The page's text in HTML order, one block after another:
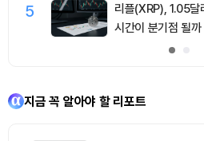
5
리플(XRP), 1.05
시간이 분기점 될까
지금 꼭 알아야 할 리포트